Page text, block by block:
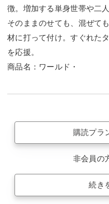
徴。増加する単身世帯や二
そのままのせても、混ぜて
材に打って付け。すぐれた
を応援。
商品名：ワールド・
購読プラ
非会員の
続き